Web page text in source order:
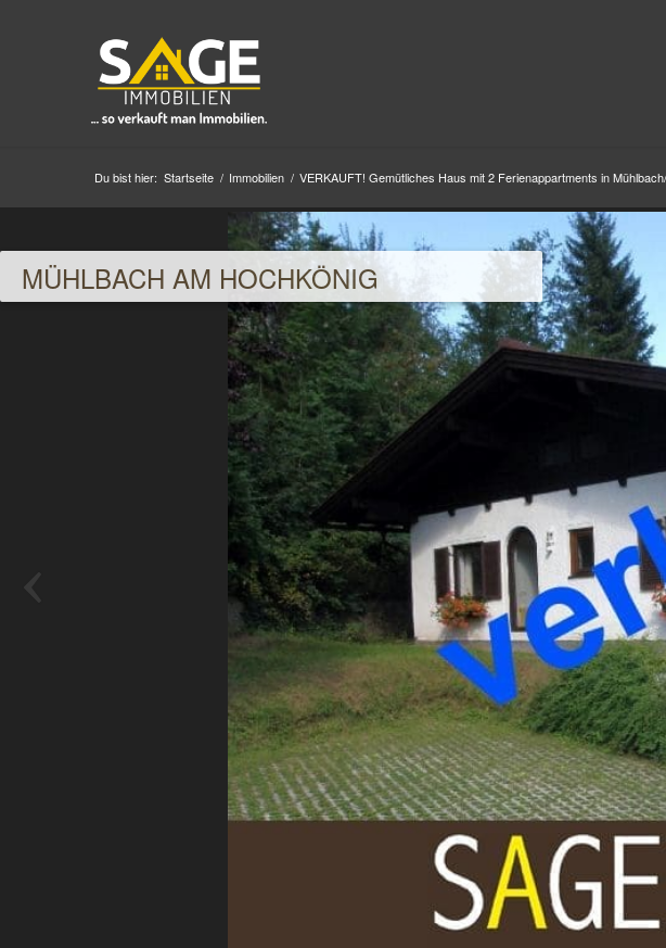
Du bist hier: Startseite / Immobilien / VERKAUFT! Gemütliches Haus mit 2 Ferienappartments in
MÜHLBACH AM HOCHKÖNIG